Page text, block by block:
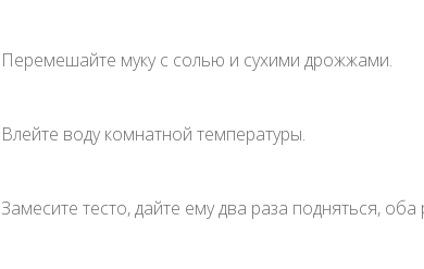
Перемешайте муку с солью и сухими дрожжами.
Влейте воду комнатной температуры.
Замесите тесто, дайте ему два раза подняться,